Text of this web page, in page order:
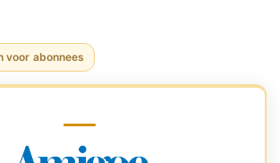
voor abonnees